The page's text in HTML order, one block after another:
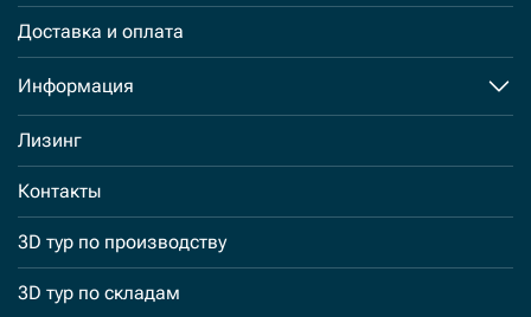
Доставка и оплата
Информация
Лизинг
Контакты
3D тур по производству
3D тур по складам